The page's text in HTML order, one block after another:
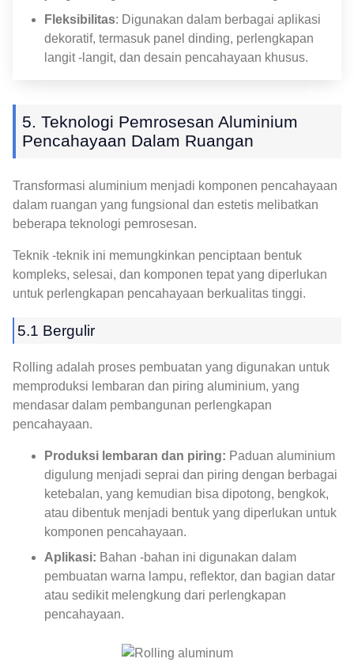
Fleksibilitas: Digunakan dalam berbagai aplikasi
dekoratif, termasuk panel dinding, perlengkapan
langit -langit, dan desain pencahayaan khusus.
5. Teknologi Pemrosesan Aluminium
Pencahayaan Dalam Ruangan
Transformasi aluminium menjadi komponen pencahayaan
dalam ruangan yang fungsional dan estetis melibatkan
beberapa teknologi pemrosesan.
Teknik -teknik ini memungkinkan penciptaan bentuk
kompleks, selesai, dan komponen tepat yang diperlukan
untuk perlengkapan pencahayaan berkualitas tinggi.
5.1 Bergulir
Rolling adalah proses pembuatan yang digunakan untuk
memproduksi lembaran dan piring aluminium, yang
mendasar dalam pembangunan perlengkapan
pencahayaan.
Produksi lembaran dan piring: Paduan aluminium
digulung menjadi seprai dan piring dengan berbagai
ketebalan, yang kemudian bisa dipotong, bengkok,
atau dibentuk menjadi bentuk yang diperlukan untuk
komponen pencahayaan.
Aplikasi: Bahan -bahan ini digunakan dalam
pembuatan warna lampu, reflektor, dan bagian datar
atau sedikit melengkung dari perlengkapan
pencahayaan.